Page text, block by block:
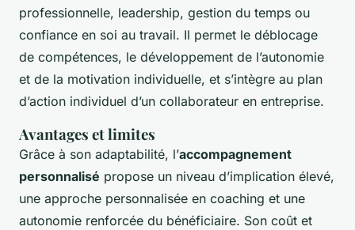
professionnelle, leadership, gestion du temps ou
confiance en soi au travail. Il permet le déblocage
de compétences, le développement de l’autonomie
et de la motivation individuelle, et s’intègre au plan
d’action individuel d’un collaborateur en entreprise.
Avantages et limites
Grâce à son adaptabilité, l’accompagnement
personnalisé propose un niveau d’implication élevé,
une approche personnalisée en coaching et une
autonomie renforcée du bénéficiaire. Son coût et